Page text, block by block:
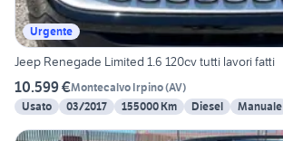
Urgente
Jeep Renegade Limited 1.6 120cv tutti lavori fatti
10.599 €Montecalvo Irpino(AV)
Usato
03/2017 155000 Km Diesel Manuale